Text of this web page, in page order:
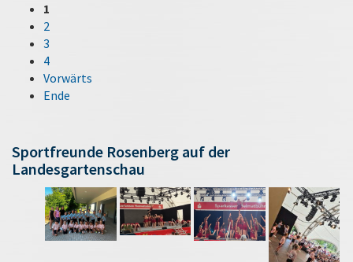
1
2
3
4
Vorwärts
Ende
Sportfreunde Rosenberg auf der
Landesgartenschau